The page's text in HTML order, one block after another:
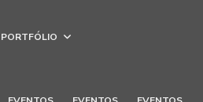
PORTFÓLIO